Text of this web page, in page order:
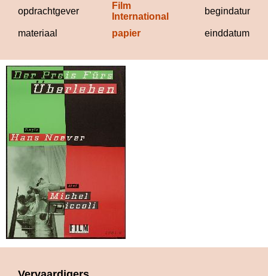
opdrachtgever
Film
International
begindatum
materiaal papier einddatum